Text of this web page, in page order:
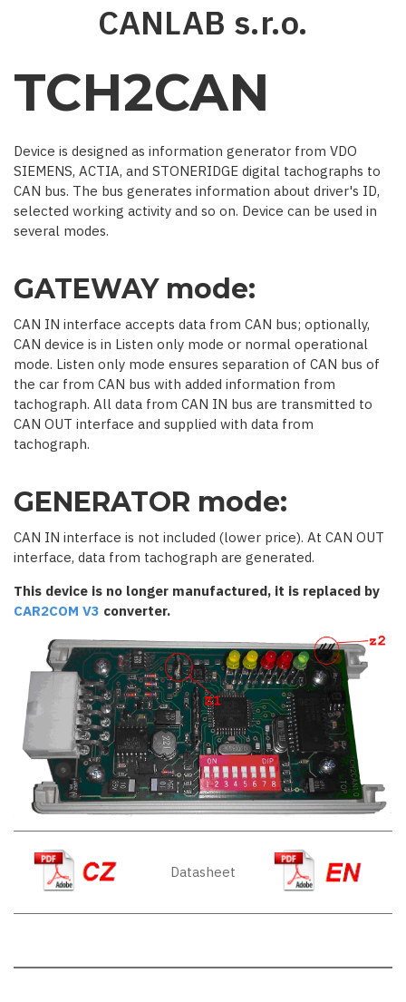
CANLAB s.r.o.
TCH2CAN
Device is designed as information generator from VDO
SIEMENS, ACTIA, and STONERIDGE digital tachographs to
CAN bus. The bus generates information about driver's ID,
selected working activity and so on. Device can be used in
several modes.
GATEWAY mode:
CAN IN interface accepts data from CAN bus; optionally,
CAN device is in Listen only mode or normal operational
mode. Listen only mode ensures separation of CAN bus of
the car from CAN bus with added information from
tachograph. All data from CAN IN bus are transmitted to
CAN OUT interface and supplied with data from
tachograph.
GENERATOR mode:
CAN IN interface is not included (lower price). At CAN OUT
interface, data from tachograph are generated.
This device is no longer manufactured, it is replaced by
CAR2COM V3 converter.
Datasheet